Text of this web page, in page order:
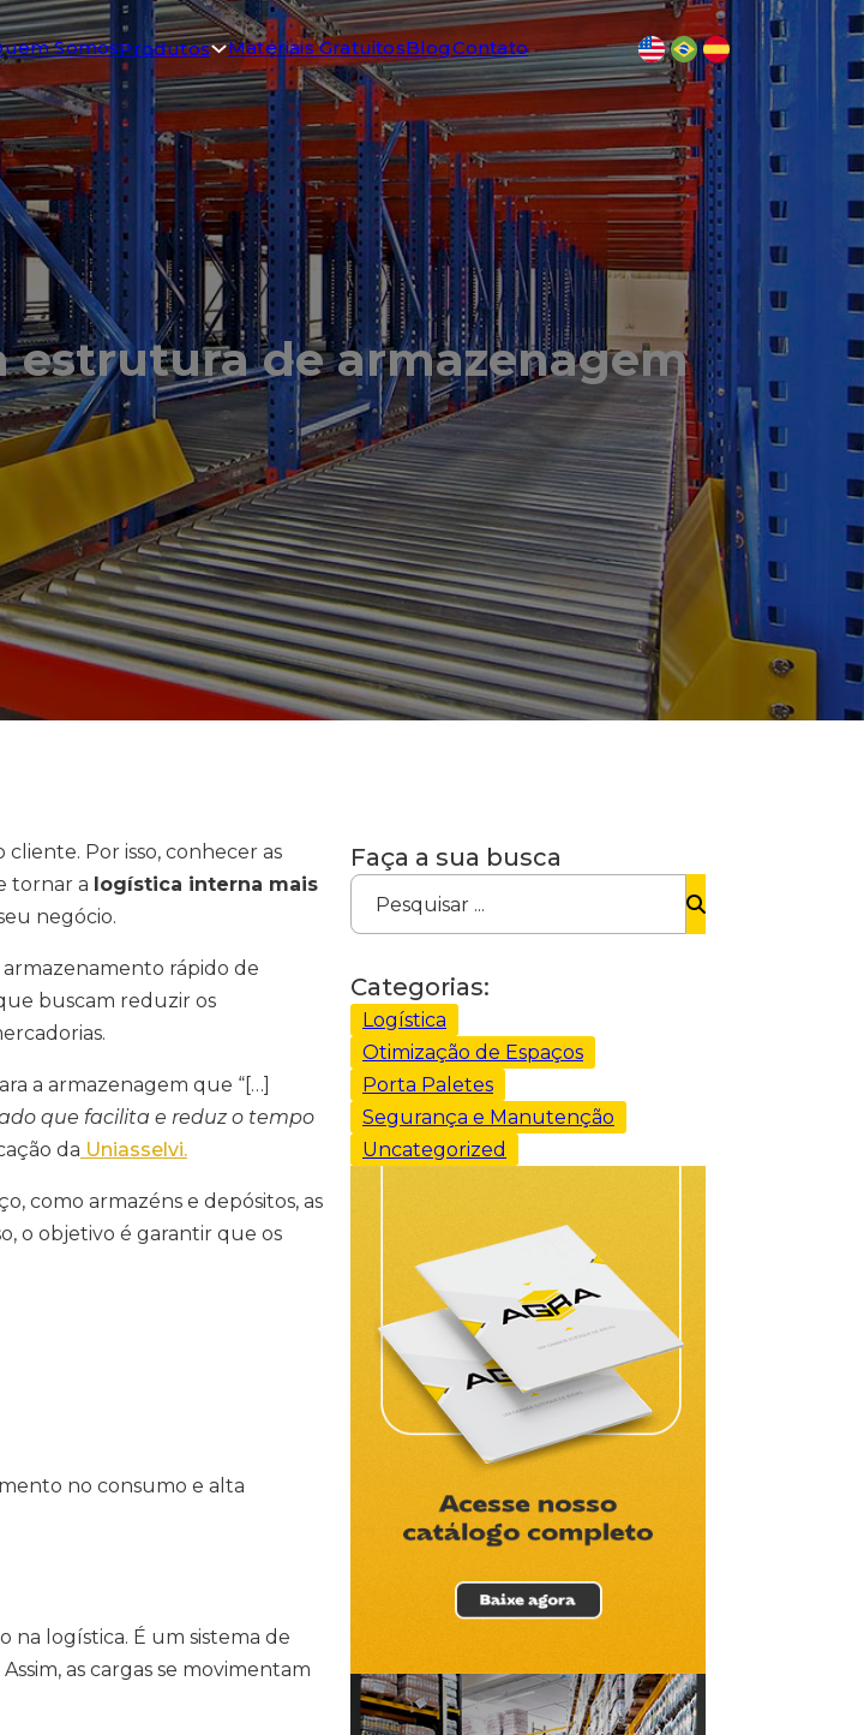
SomosProdutos Materiais GratuitosBlogContato
estrutura de armazenagem
Por isso, conhecer as
tornar a logística interna mais
negócio.
rápido de
buscam reduzir os
a armazenagem que “[…]
que facilita e reduz o tempo
da Uniasselvi.
como armazéns e depósitos, as
o objetivo é garantir que os
no consumo e alta
na logística. É um sistema de
as cargas se movimentam
Faça a sua busca
Pesquisar ...
Categorias:
Logística
Otimização de Espaços
Porta Paletes
Segurança e Manutenção
Uncategorized